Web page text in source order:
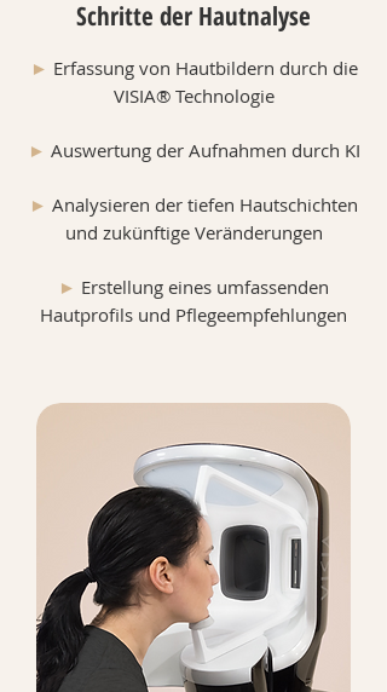
Schritte der Hautnalyse
► Erfassung von Hautbildern durch die
VISIA® Technologie
► Auswertung der Aufnahmen durch KI
► Analysieren der tiefen Hautschichten
und zukünftige Veränderungen
► Erstellung eines umfassenden
Hautprofils und Pflegeempfehlungen